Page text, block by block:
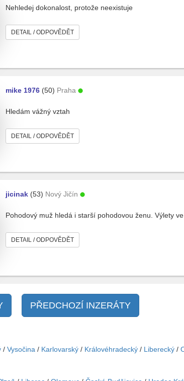
Nehledej dokonalost, protože neexistuje
DETAIL / ODPOVĚDĚT
mike 1976 (50) Praha
Hledám vážný vztah
DETAIL / ODPOVĚDĚT
jicinak (53) Nový Jičín
Pohodový muž hledá i starší pohodovou ženu. Výlety ve
DETAIL / ODPOVĚDĚT
PŘEDCHOZÍ INZERÁTY
/ Vysočina / Karlovarský / Královéhradecký / Liberecký /